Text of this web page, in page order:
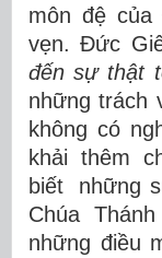
môn đệ
vẹn. Đức
đến sự thật
những trách
không có
khải thêm
biết những
Chúa
những điều